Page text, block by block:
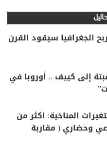
الجغرافيا سيقود القرن
إلى كييف .. أوروبا في
المناخية: اكثر من
وحضاري ( مقاربة